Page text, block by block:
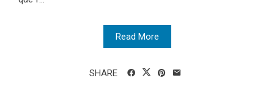
Read More
SHARE